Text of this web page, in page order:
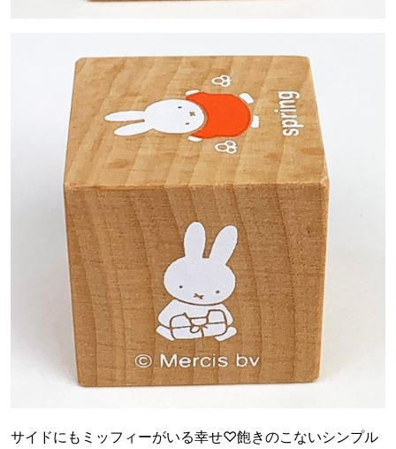
サイドにもミッフィーがいる幸せ♡飽きのこないシンプル